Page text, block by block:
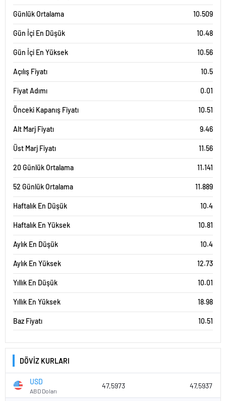
Günlük Ortalama 10.509
Gün İçi En Düşük 10.48
Gün İçi En Yüksek 10.56
Açılış Fiyatı 10.5
Fiyat Adımı 0.01
Önceki Kapanış Fiyatı 10.51
Alt Marj Fiyatı 9.46
Üst Marj Fiyatı 11.56
20 Günlük Ortalama 11.141
52 Günlük Ortalama 11.889
Haftalık En Düşük 10.4
Haftalık En Yüksek 10.81
Aylık En Düşük 10.4
Aylık En Yüksek 12.73
Yıllık En Düşük 10.01
Yıllık En Yüksek 18.98
Baz Fiyatı 10.51
DÖVİZ KURLARI
USD
ABD Doları
47,5973 47,5937